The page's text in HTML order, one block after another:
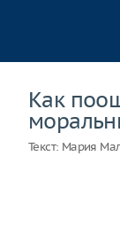
Как
Текст: Мария